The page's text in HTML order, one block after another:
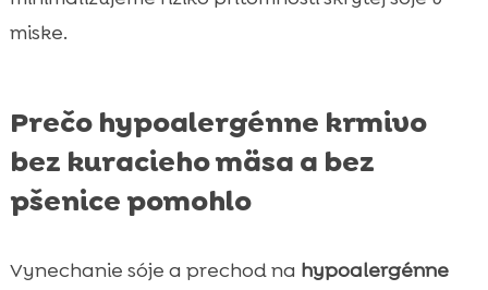
miske.
Prečo hypoalergénne krmivo
bez kuracieho mäsa a bez
pšenice pomohlo
Vynechanie sóje a prechod na hypoalergénne